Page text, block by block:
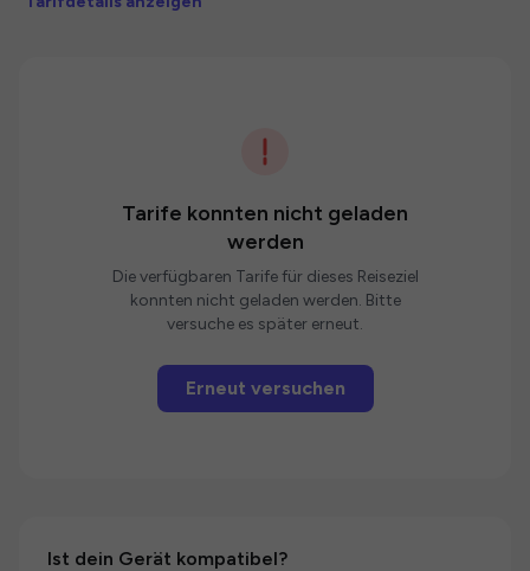
Tarife konnten nicht geladen
werden
Die verfügbaren Tarife für dieses Reiseziel
konnten nicht geladen werden. Bitte
versuche es später erneut.
Erneut versuchen
Ist dein Gerät kompatibel?